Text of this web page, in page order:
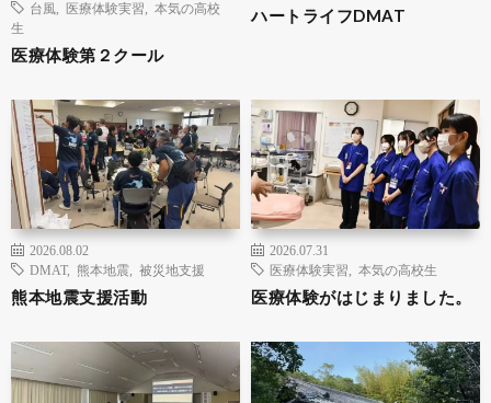
台風
医療体験実習
本気の高校
生
医療体験第２クール
ハートライフDMAT
2026.08.02
DMAT, 熊本地震 被災地支援
熊本地震支援活動
2026.07.31
医療体験実習
本気の高校生
医療体験がはじまりました。